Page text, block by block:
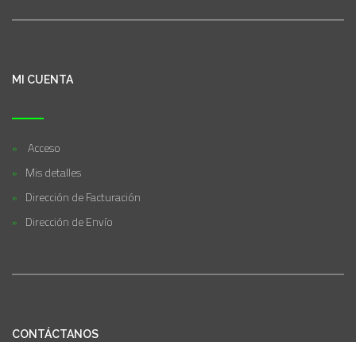
MI CUENTA
Acceso
Mis detalles
Dirección de Facturación
Dirección de Envío
CONTÁCTANOS